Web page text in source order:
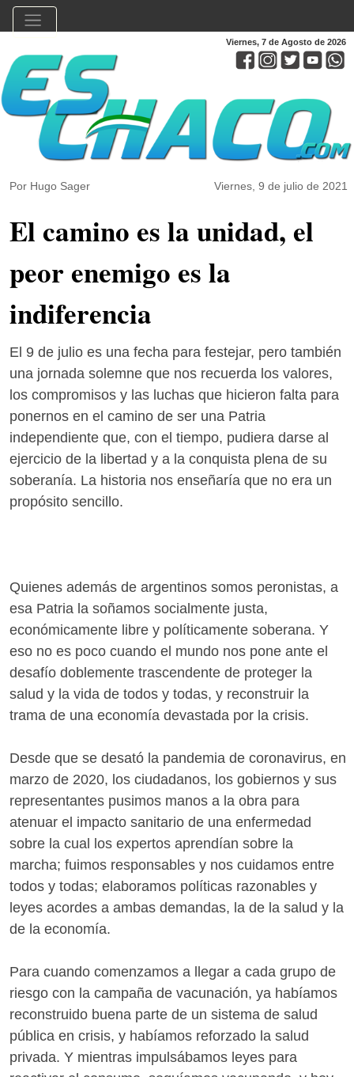
Viernes, 7 de Agosto de 2026
Por Hugo Sager Viernes, 9 de julio de 2021
El camino es la unidad, el
peor enemigo es la
indiferencia
El 9 de julio es una fecha para festejar, pero también
una jornada solemne que nos recuerda los valores,
los compromisos y las luchas que hicieron falta para
ponernos en el camino de ser una Patria
independiente que, con el tiempo, pudiera darse al
ejercicio de la libertad y a la conquista plena de su
soberanía. La historia nos enseñaría que no era un
propósito sencillo.
Quienes además de argentinos somos peronistas, a
esa Patria la soñamos socialmente justa,
económicamente libre y políticamente soberana. Y
eso no es poco cuando el mundo nos pone ante el
desafío doblemente trascendente de proteger la
salud y la vida de todos y todas, y reconstruir la
trama de una economía devastada por la crisis.
Desde que se desató la pandemia de coronavirus, en
marzo de 2020, los ciudadanos, los gobiernos y sus
representantes pusimos manos a la obra para
atenuar el impacto sanitario de una enfermedad
sobre la cual los expertos aprendían sobre la
marcha; fuimos responsables y nos cuidamos entre
todos y todas; elaboramos políticas razonables y
leyes acordes a ambas demandas, la de la salud y la
de la economía.
Para cuando comenzamos a llegar a cada grupo de
riesgo con la campaña de vacunación, ya habíamos
reconstruido buena parte de un sistema de salud
pública en crisis, y habíamos reforzado la salud
privada. Y mientras impulsábamos leyes para